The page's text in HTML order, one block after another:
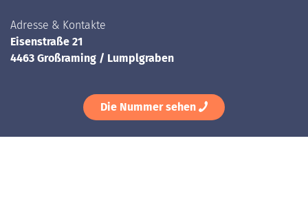
Adresse & Kontakte
Eisenstraße 21
4463 Großraming / Lumplgraben
Die Nummer sehen